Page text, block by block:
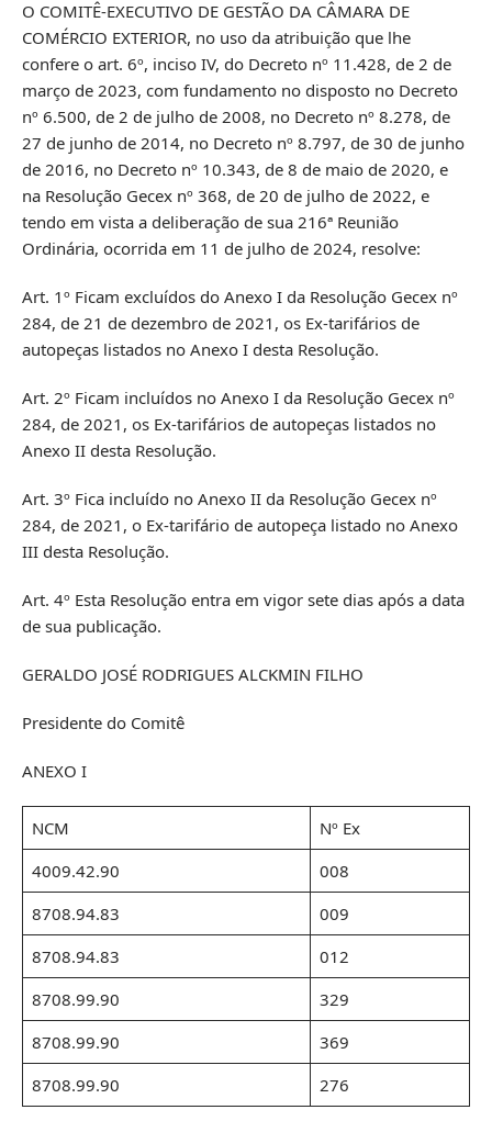
O COMITÊ-EXECUTIVO DE GESTÃO DA CÂMARA DE
COMÉRCIO EXTERIOR, no uso da atribuição que lhe
confere o art. 6º, inciso IV, do Decreto nº 11.428, de 2 de
março de 2023, com fundamento no disposto no Decreto
nº 6.500, de 2 de julho de 2008, no Decreto nº 8.278, de
27 de junho de 2014, no Decreto nº 8.797, de 30 de junho
de 2016, no Decreto nº 10.343, de 8 de maio de 2020, e
na Resolução Gecex nº 368, de 20 de julho de 2022, e
tendo em vista a deliberação de sua 216ª Reunião
Ordinária, ocorrida em 11 de julho de 2024, resolve:
Art. 1º Ficam excluídos do Anexo I da Resolução Gecex nº
284, de 21 de dezembro de 2021, os Ex-tarifários de
autopeças listados no Anexo I desta Resolução.
Art. 2º Ficam incluídos no Anexo I da Resolução Gecex nº
284, de 2021, os Ex-tarifários de autopeças listados no
Anexo II desta Resolução.
Art. 3º Fica incluído no Anexo II da Resolução Gecex nº
284, de 2021, o Ex-tarifário de autopeça listado no Anexo
III desta Resolução.
Art. 4º Esta Resolução entra em vigor sete dias após a data
de sua publicação.
GERALDO JOSÉ RODRIGUES ALCKMIN FILHO
Presidente do Comitê
ANEXO I
NCM
Nº Ex
4009.42.90
008
8708.94.83
009
8708.94.83
012
8708.99.90
329
8708.99.90
369
8708.99.90
276